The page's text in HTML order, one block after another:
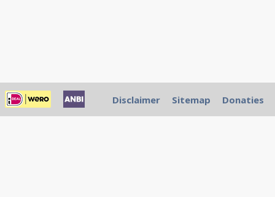
Disclaimer Sitemap Donaties